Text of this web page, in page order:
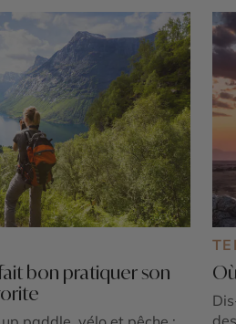
bon pratiquer son